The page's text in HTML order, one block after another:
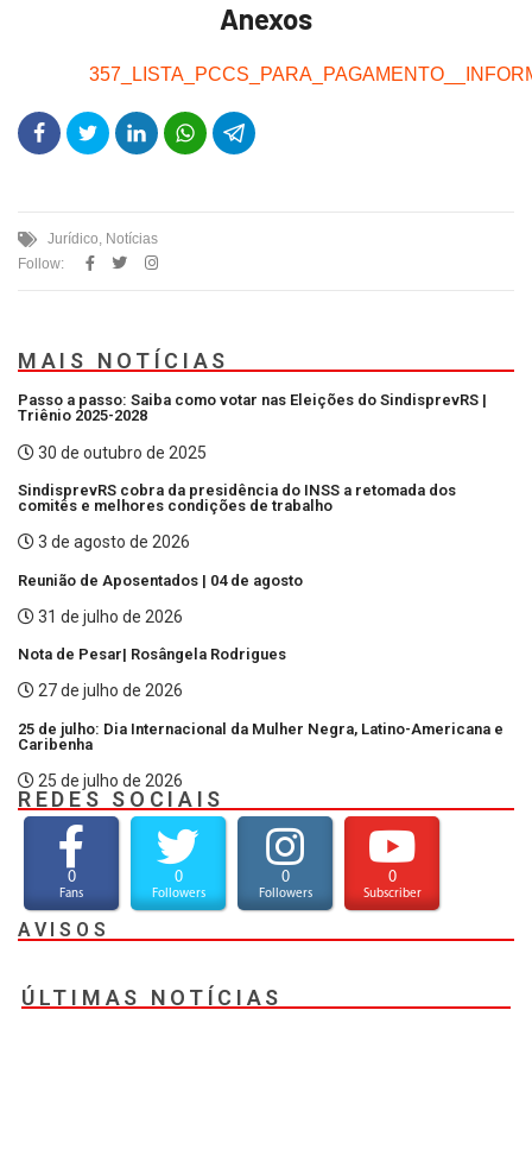
Anexos
Jurídico, Notícias
Follow:
MAIS NOTÍCIAS
Passo a passo: Saiba como votar nas Eleições do SindisprevRS |
Triênio 2025-2028
30 de outubro de 2025
SindisprevRS cobra da presidência do INSS a retomada dos
comitês e melhores condições de trabalho
3 de agosto de 2026
Reunião de Aposentados | 04 de agosto
31 de julho de 2026
Nota de Pesar| Rosângela Rodrigues
27 de julho de 2026
25 de julho: Dia Internacional da Mulher Negra, Latino-Americana e
Caribenha
25 de julho de 2026
REDES SOCIAIS
0
Fans
0
Followers
0
Followers
0
Subscriber
AVISOS
ÚLTIMAS NOTÍCIAS